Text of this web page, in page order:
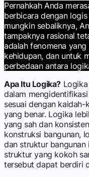
Pernahkah Anda
berbicara dengan
mungkin sebaliknya,
tampaknya rasional
adalah fenomena
kehidupan, dan untuk
perbedaan antara
Apa Itu Logika?
dalam
sesuai dengan
yang benar. Logika
yang sah dan
konstruksi bangunan,
dan struktur
struktur yang kokoh
tersebut dapat berdiri